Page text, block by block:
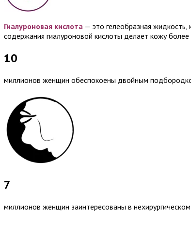
Гиалуроновая кислота — это гелеобразная жидкость,
содержания гиалуроновой кислоты делает кожу более
10
миллионов женщин обеспокоены двойным
7
миллионов женщин заинтересованы в